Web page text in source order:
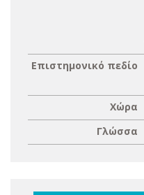
Επιστημονικό πεδίο
Χώρα
Γλώσσα